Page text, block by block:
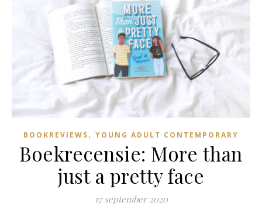
BOOKREVIEWS, YOUNG ADULT CONTEMPORARY
Boekrecensie: More than
just a pretty face
17 september 2020